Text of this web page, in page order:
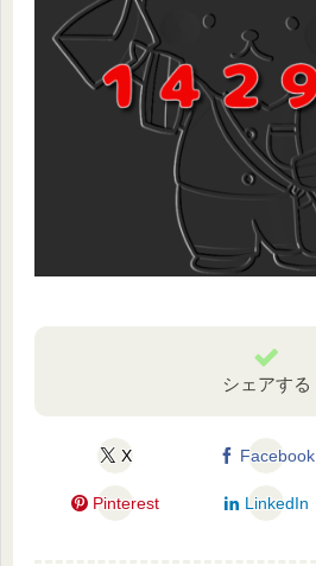
シェアする
X Facebook
Pinterest LinkedIn